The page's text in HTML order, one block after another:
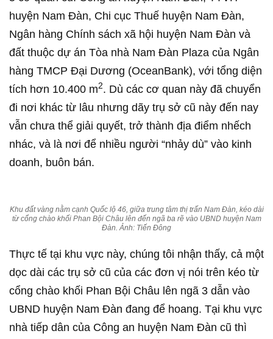
huyện Nam Đàn, Chi cục Thuế huyện Nam Đàn,
Ngân hàng Chính sách xã hội huyện Nam Đàn và
đất thuộc dự án Tòa nhà Nam Đàn Plaza của Ngân
hàng TMCP Đại Dương (OceanBank), với tổng diện
tích hơn 10.400 m2. Dù các cơ quan này đã chuyển
đi nơi khác từ lâu nhưng dãy trụ sở cũ này đến nay
vẫn chưa thể giải quyết, trở thành địa điểm nhếch
nhác, và là nơi để nhiều người “nhảy dù” vào kinh
doanh, buôn bán.
Khu đất vàng nằm cạnh Quốc lộ 46, giữa trung tâm thị trấn Nam Đàn, kéo dài
từ cổng chào khối Phan Bội Châu lên đến ngã ba rẽ vào UBND huyện Nam
Đàn. Ảnh: Tiến Đông
Thực tế tại khu vực này, chúng tôi nhận thấy, cả một
dọc dài các trụ sở cũ của các đơn vị nói trên kéo từ
cổng chào khối Phan Bội Châu lên ngã 3 dẫn vào
UBND huyện Nam Đàn đang để hoang. Tại khu vực
nhà tiếp dân của Công an huyện Nam Đàn cũ thì